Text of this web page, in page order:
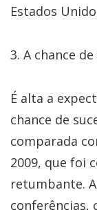
Estados
3. A chance
É alta a
chance de
comparada
2009, que foi
retumbante.
conferências,